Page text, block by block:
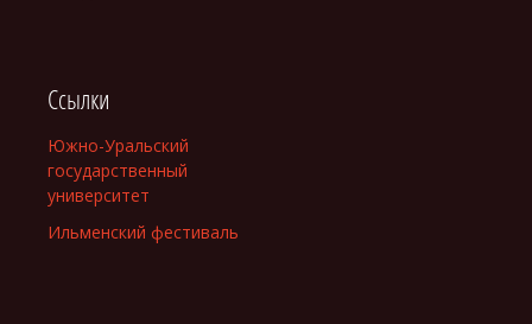
Ссылки
Южно-Уральский
государственный
университет
Ильменский фестиваль